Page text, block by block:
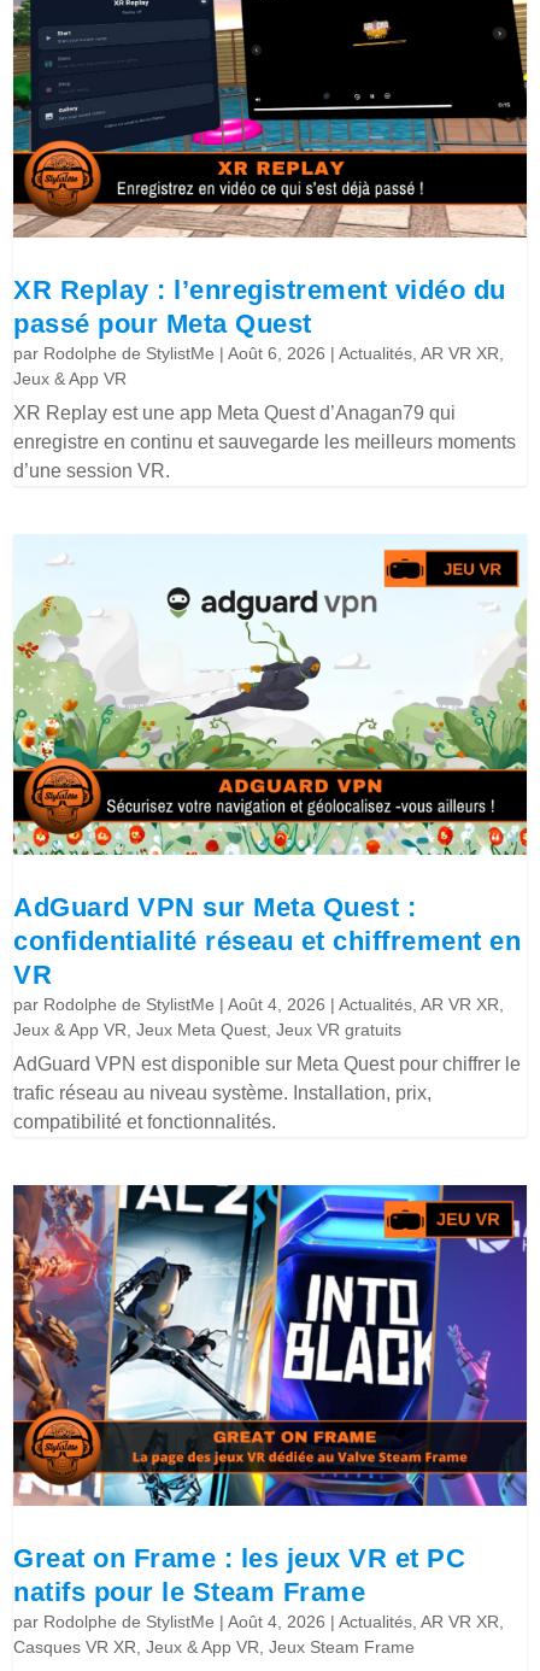
XR Replay : l’enregistrement vidéo du
passé pour Meta Quest
par Rodolphe de StylistMe |Août 6, 2026 |Actualités ,AR VR XR
Jeux & App VR
XR Replay est une app Meta Quest d’Anagan79 qui
enregistre en continu et sauvegarde les meilleurs moments
d’une session VR.
AdGuard VPN sur Meta Quest :
confidentialité réseau et chiffrement en
VR
par Rodolphe de StylistMe |Août 4, 2026 |Actualités ,AR VR XR
Jeux & App VR ,Jeux Meta Quest ,Jeux VR gratuits
AdGuard VPN est disponible sur Meta Quest pour chiffrer le
trafic réseau au niveau système. Installation, prix,
compatibilité et fonctionnalités.
Great on Frame : les jeux VR et PC
natifs pour le Steam Frame
par Rodolphe de StylistMe |Août 4, 2026 |Actualités ,AR VR XR
Casques VR XR ,Jeux & App VR ,Jeux Steam Frame